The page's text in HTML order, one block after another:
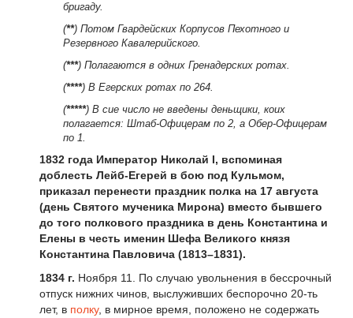
бригаду.
(**) Потом Гвардейских Корпусов Пехотного и
Резервного Кавалерийского.
(***) Полагаются в одних Гренадерских ротах.
(****) В Егерских ротах по 264.
(*****) В сие число не введены деньщики, коих
полагается: Штаб-Офицерам по 2, а Обер-Офицерам
по 1.
1832 года Император Николай I, вспоминая
доблесть Лейб-Егерей в бою под Кульмом,
приказал перенести праздник полка на 17 августа
(день Святого мученика Мирона) вместо бывшего
до того полкового праздника в день Константина и
Елены в честь именин Шефа Великого князя
Константина Павловича (1813–1831).
1834 г. Ноября 11. По случаю увольнения в бессрочный
отпуск нижних чинов, выслуживших беспорочно 20-ть
лет, в полку, в мирное время, положено не содержать